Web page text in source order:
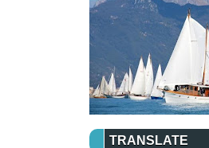
TRANSLATE